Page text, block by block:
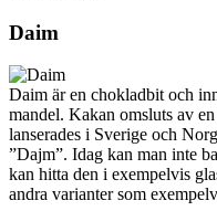
Daim
Daim är en chokladbit och
mandel. Kakan omsluts av
lanserades i Sverige och
”Dajm”. Idag kan man inte
kan hitta den i exempelvis
andra varianter som